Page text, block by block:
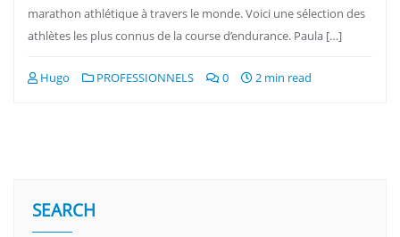
marathon athlétique à travers le monde. Voici une sélection des
athlètes les plus connus de la course d’endurance. Paula […]
Hugo PROFESSIONNELS 0 2 min read
SEARCH